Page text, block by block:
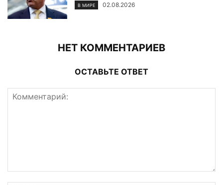
В МИРЕ 02.08.2026
НЕТ КОММЕНТАРИЕВ
ОСТАВЬТЕ ОТВЕТ